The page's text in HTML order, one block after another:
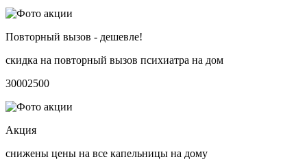
Повторный вызов - дешевле!
скидка на повторный вызов психиатра на дом
30002500
Акция
снижены цены на все капельницы на дому